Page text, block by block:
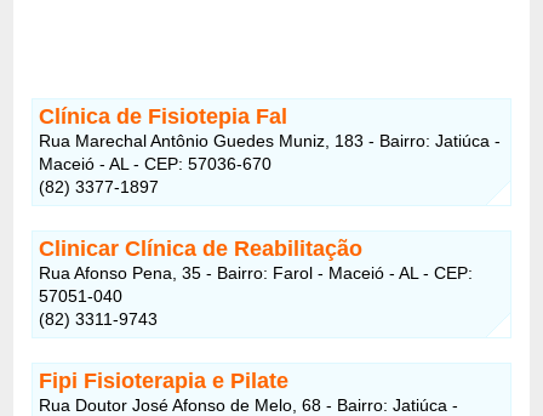
Clínica de Fisiotepia Fal
Rua Marechal Antônio Guedes Muniz, 183 - Bairro: Jatiúca -
Maceió - AL - CEP: 57036-670
(82) 3377-1897
Clinicar Clínica de Reabilitação
Rua Afonso Pena, 35 - Bairro: Farol - Maceió - AL - CEP:
57051-040
(82) 3311-9743
Fipi Fisioterapia e Pilate
Rua Doutor José Afonso de Melo, 68 - Bairro: Jatiúca -